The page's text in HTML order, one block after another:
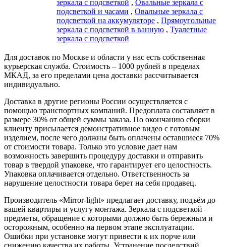
зеркала с подсветкой , Овальные зеркала с
подсветкой и часами , Овальные зеркала с
подсветкой на аккумуляторе , Прямоугольные
зеркала с подсветкой в ванную , Туалетные
зеркала с подсветкой
Для доставок по Москве и области у нас есть собственная
курьерская служба. Стоимость – 1000 рублей в пределах
МКАД, за его пределами цена доставки рассчитывается
индивидуально.
Доставка в другие регионы России осуществляется с
помощью транспортных компаний. Предоплата составляет в
размере 30% от общей суммы заказа. По окончанию сборки
клиенту присылается демонстративное видео с готовым
изделием, после чего должны быть оплачены оставшиеся 70%
от стоимости товара. Только это условие дает нам
возможность завершить процедуру доставки и отправить
товар в твердой упаковке, что гарантирует его целостность.
Упаковка оплачивается отдельно. Ответственность за
нарушение целостности товара берет на себя продавец.
Производитель «Mirror-light» предлагает доставку, подъём до
вашей квартиры и услугу монтажа. Зеркала с подсветкой –
предметы, обращение с которыми должно быть бережным и
осторожным, особенно на первом этапе эксплуатации.
Ошибки при установке могут привести к их порче или
снижению качества их работы. Устранение последствий